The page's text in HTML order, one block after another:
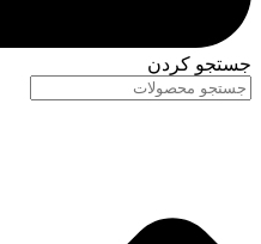
جستجو کردن